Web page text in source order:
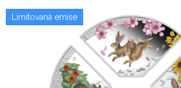
Limitovaná emise